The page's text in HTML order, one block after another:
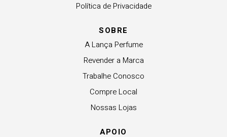
Política de Privacidade
SOBRE
A Lança Perfume
Revender a Marca
Trabalhe Conosco
Compre Local
Nossas Lojas
APOIO